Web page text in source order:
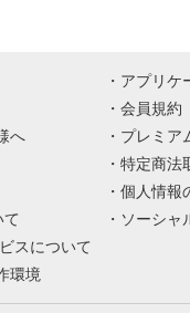
へ
スについて
環境
アプリケ
会員規約
プレミア
特定商法
個人情報
ソーシャ